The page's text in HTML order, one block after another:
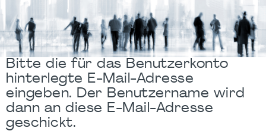
Bitte die für das Benutzerkonto
hinterlegte E-Mail-Adresse
eingeben. Der Benutzername wird
dann an diese E-Mail-Adresse
geschickt.